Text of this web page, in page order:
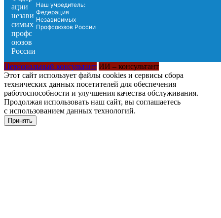
Наш учредитель:
Федерация
Независимых
Профсоюзов России
Персональный консультант ИИ – консультант
Этот сайт использует файлы cookies и сервисы сбора
технических данных посетителей для обеспечения
работоспособности и улучшения качества обслуживания.
Продолжая использовать наш сайт, вы соглашаетесь
с использованием данных технологий.
Принять